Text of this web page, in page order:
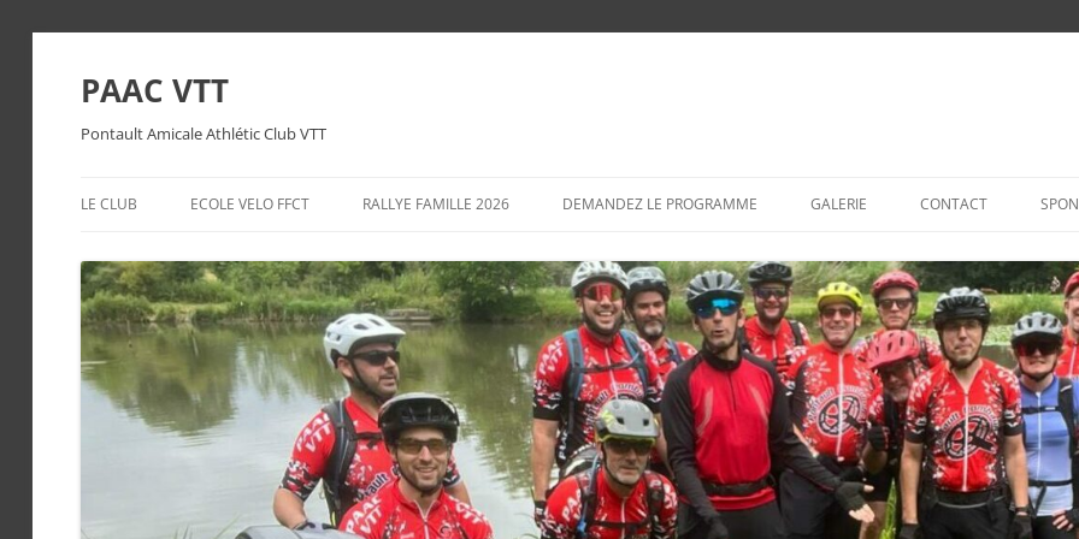
PAAC VTT
Pontault Amicale Athlétic Club VTT
au
LE CLUB ECOLE VELO FFCT RALLYE FAMILLE 2026 DEMANDEZ LE PROGRAMME GALERIE CONTACT